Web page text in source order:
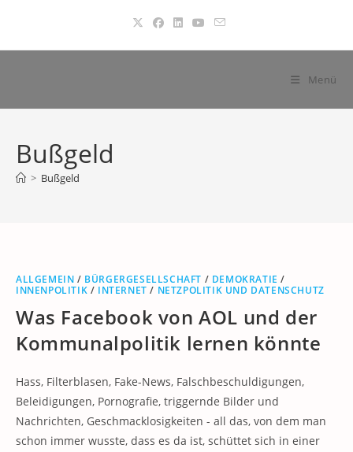
springen
Menü
Bußgeld
> Bußgeld
ALLGEMEIN / BÜRGERGESELLSCHAFT / DEMOKRATIE /
INNENPOLITIK / INTERNET / NETZPOLITIK UND DATENSCHUTZ
Was Facebook von AOL und der
Kommunalpolitik lernen könnte
Hass, Filterblasen, Fake-News, Falschbeschuldigungen,
Beleidigungen, Pornografie, triggernde Bilder und
Nachrichten, Geschmacklosigkeiten - all das, von dem man
schon immer wusste, dass es da ist, schüttet sich in einer